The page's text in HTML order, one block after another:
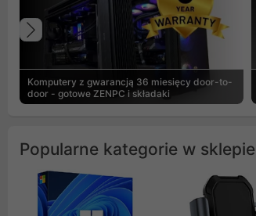
Komputery z gwarancją 36 miesięcy door-to-
door - gotowe ZENPC i składaki
Poprzedni
Popularne kategorie w sklepie